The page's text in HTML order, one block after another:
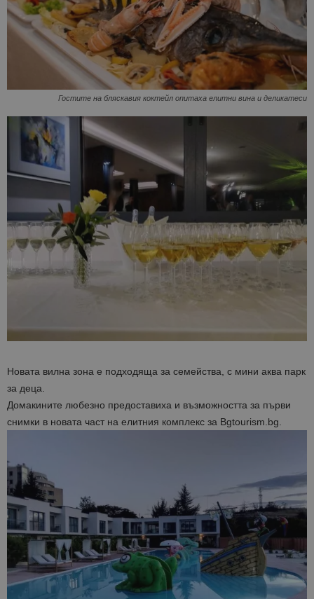
Гостите на бляскавия коктейл опитаха елитни вина и деликатеси
Новата вилна зона е подходяща за семейства, с мини аква парк
за деца.
Домакините любезно предоставиха и възможността за първи
снимки в новата част на елитния комплекс за Bgtourism.bg.